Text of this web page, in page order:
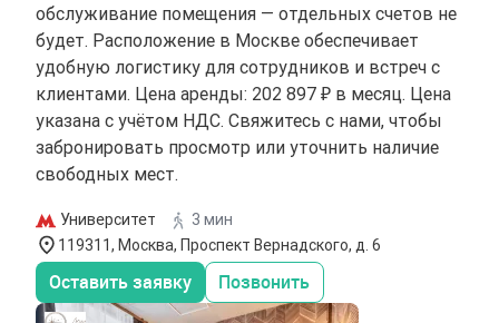
обслуживание помещения — отдельных счетов не
будет. Расположение в Москве обеспечивает
удобную логистику для сотрудников и встреч с
клиентами. Цена аренды: 202 897 ₽ в месяц. Цена
указана с учётом НДС. Свяжитесь с нами, чтобы
забронировать просмотр или уточнить наличие
свободных мест.
Университет
3 мин
119311, Москва, Проспект Вернадского, д. 6
Оставить заявку Позвонить